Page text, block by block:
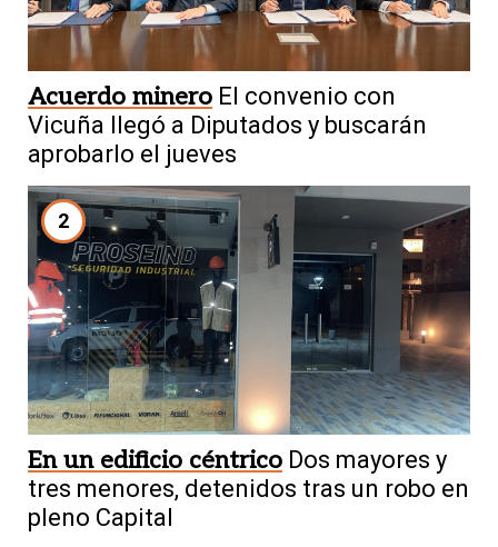
Acuerdo minero El convenio con
Vicuña llegó a Diputados y buscarán
aprobarlo el jueves
2
En un edificio céntrico Dos mayores y
tres menores, detenidos tras un robo en
pleno Capital